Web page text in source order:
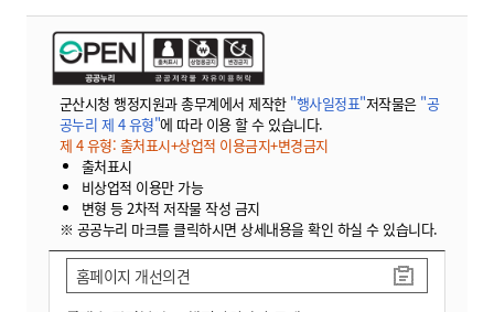
군산시청 행정지원과 총무계에서 제작한 "행사일정표"저작물은 "공
공누리 제 4 유형"에 따라 이용 할 수 있습니다.
제 4 유형: 출처표시+상업적 이용금지+변경금지
출처표시
비상업적 이용만 가능
변형 등 2차적 저작물 작성 금지
※ 공공누리 마크를 클릭하시면 상세내용을 확인 하실 수 있습니다.
홈페이지 개선의견